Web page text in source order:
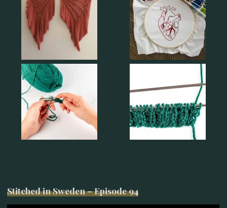
Stitched in Sweden – Episode 94